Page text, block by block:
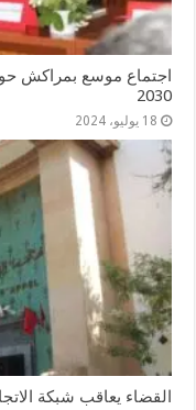
اجتماع موسع بمراكش
2030
18 يوليو، 2024
القضاء يعاقب شبكة